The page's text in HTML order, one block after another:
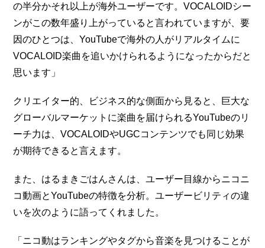
の半分かそれ以上が海外ユーザーです。VOCALOIDシー
ンがこの数年盛り上がっていると言われていますが、要
因のひとつは、YouTubeで海外の人がリアルタイムに
VOCALOID楽曲を追いかけられるようになったからだと
思います」
クリエイター的、ビジネス的な側面から見ると、巨大な
グローバルマーケットに楽曲を届けられるYouTubeのリ
ーチ力は、VOCALOIDやUGCコンテンツでも同じ効果
が期待できると言えます。
また、はるまきごはんさんは、ユーザー目線からニコニ
コ動画とYouTubeの特徴を分析。ユーザービリティの違
いを次のように語ってくれました。
「ニコ動はランキングやタグから音楽を見つけることが